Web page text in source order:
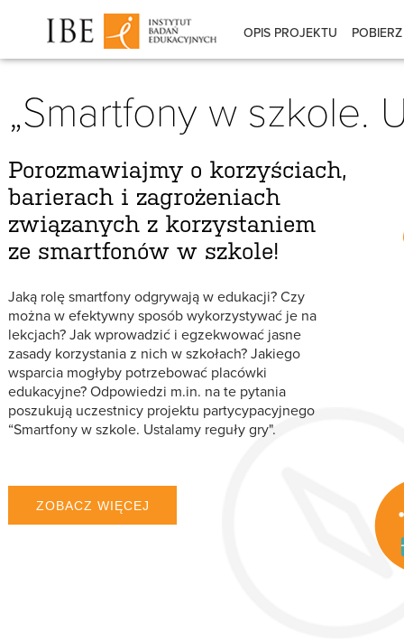
OPIS PROJEKTU
„Smartfony w szkole.
ZOBACZ WIĘCEJ
Jaką rolę smartfony odgrywają w edukacji? Czy
można w efektywny sposób wykorzystywać je na
lekcjach? Jak wprowadzić i egzekwować jasne
zasady korzystania z nich w szkołach? Jakiego
wsparcia mogłyby potrzebować placówki
edukacyjne? Odpowiedzi m.in. na te pytania
poszukują uczestnicy projektu partycypacyjnego
“Smartfony w szkole. Ustalamy reguły gry".
Porozmawiajmy o korzyściach,
barierach i zagrożeniach
związanych z korzystaniem
ze smartfonów w szkole!